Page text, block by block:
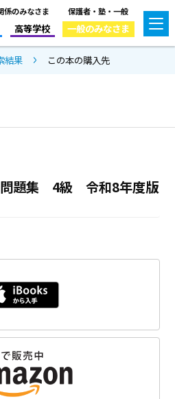
係のみなさま
高等学校
保護者・塾・一般
一般のみなさま
結果 この本の購入先
問題集 4級 令和8年度版